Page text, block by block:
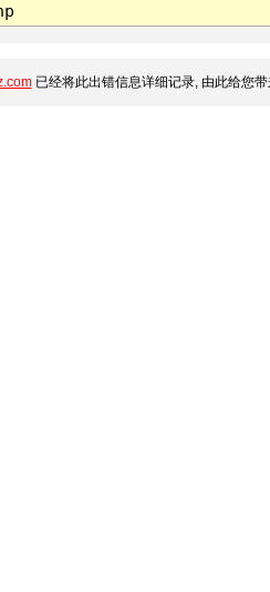
已经将此出错信息详细记录, 由此给您